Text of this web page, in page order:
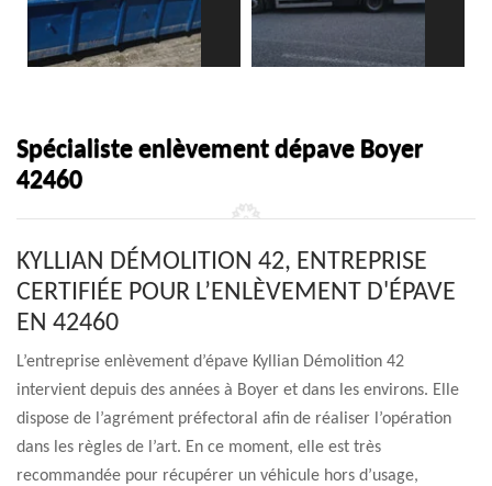
Spécialiste enlèvement dépave Boyer
42460
KYLLIAN DÉMOLITION 42, ENTREPRISE
CERTIFIÉE POUR L’ENLÈVEMENT D'ÉPAVE
EN 42460
L’entreprise enlèvement d’épave Kyllian Démolition 42
intervient depuis des années à Boyer et dans les environs. Elle
dispose de l’agrément préfectoral afin de réaliser l’opération
dans les règles de l’art. En ce moment, elle est très
recommandée pour récupérer un véhicule hors d’usage,